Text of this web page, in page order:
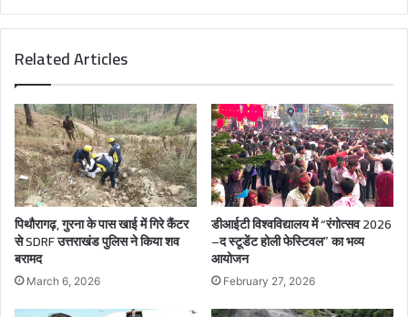
Related Articles
पिथौरागढ़, गुरना के पास खाई में गिरे कैंटर
से SDRF उत्तराखंड पुलिस ने किया शव
बरामद
March 6, 2026
डीआईटी विश्वविद्यालय में “रंगोत्सव 2026
–द स्टूडेंट होली फेस्टिवल” का भव्य
आयोजन
February 27, 2026